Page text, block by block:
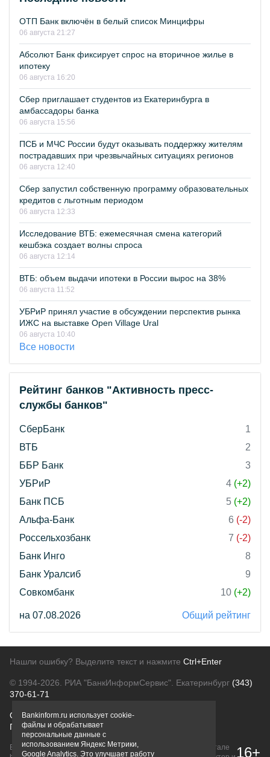
ОТП Банк включён в белый список Минцифры
06 августа 21:27
Абсолют Банк фиксирует спрос на вторичное жилье в
ипотеку
06 августа 16:20
Сбер приглашает студентов из Екатеринбурга в
амбассадоры банка
06 августа 15:56
ПСБ и МЧС России будут оказывать поддержку жителям
пострадавших при чрезвычайных ситуациях регионов
06 августа 12:40
Сбер запустил собственную программу образовательных
кредитов с льготным периодом
06 августа 12:33
Исследование ВТБ: ежемесячная смена категорий
кешбэка создает волны спроса
06 августа 12:14
ВТБ: объем выдачи ипотеки в России вырос на 38%
06 августа 11:52
УБРиР принял участие в обсуждении перспектив рынка
ИЖС на выставке Open Village Ural
06 августа 10:40
Все новости
Рейтинг банков "Активность пресс-
службы банков"
СберБанк
1
ВТБ
2
ББР Банк
3
УБРиР
4 (+2)
Банк ПСБ
5 (+2)
Альфа-Банк
6 (-2)
Россельхозбанк
7 (-2)
Банк Инго
8
Банк Уралсиб
9
Совкомбанк
10 (+2)
на 07.08.2026 Общий рейтинг
Нашли ошибку? Выделите текст и нажмите Ctrl+Enter
© 1994-2026. РИА "БанкИнформСервис". Екатеринбург (343)
370-61-71
О проектеПолитика конфиденциальности
Правовая информацияДля рекламодателей
Вся информация о продуктах банков, размещенная на портале
16+
Bankinform.ru использует cookie-
файлы и обрабатывает
персональные данные с
использованием Яндекс Метрики,
Google Analytics. Это улучшает работу